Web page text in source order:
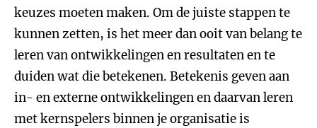
keuzes moeten maken. Om de juiste stappen te
kunnen zetten, is het meer dan ooit van belang te
leren van ontwikkelingen en resultaten en te
duiden wat die betekenen. Betekenis geven aan
in- en externe ontwikkelingen en daarvan leren
met kernspelers binnen je organisatie is